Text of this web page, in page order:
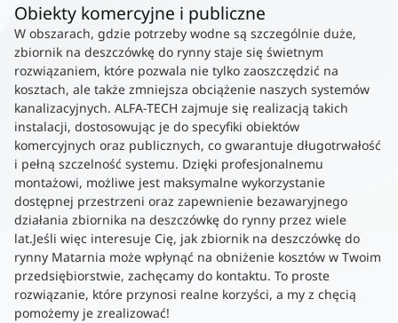
Obiekty komercyjne i publiczne
W obszarach, gdzie potrzeby wodne są szczególnie duże,
zbiornik na deszczówkę do rynny staje się świetnym
rozwiązaniem, które pozwala nie tylko zaoszczędzić na
kosztach, ale także zmniejsza obciążenie naszych systemów
kanalizacyjnych. ALFA-TECH zajmuje się realizacją takich
instalacji, dostosowując je do specyfiki obiektów
komercyjnych oraz publicznych, co gwarantuje długotrwałość
i pełną szczelność systemu. Dzięki profesjonalnemu
montażowi, możliwe jest maksymalne wykorzystanie
dostępnej przestrzeni oraz zapewnienie bezawaryjnego
działania zbiornika na deszczówkę do rynny przez wiele
lat.Jeśli więc interesuje Cię, jak zbiornik na deszczówkę do
rynny Matarnia może wpłynąć na obniżenie kosztów w Twoim
przedsiębiorstwie, zachęcamy do kontaktu. To proste
rozwiązanie, które przynosi realne korzyści, a my z chęcią
pomożemy je zrealizować!